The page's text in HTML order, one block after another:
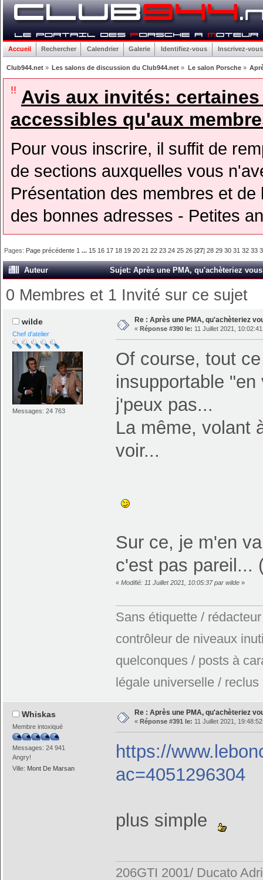
Accueil Rechercher Calendrier Galerie Identifiez-vous Inscrivez-vous
Club944.net» Les salons de discussion du Club944.net » Le salon Porsche»
!! Avis aux invités:
accessibles qu'aux
Pour vous inscrire, il suffit de
de sections auxquelles vous
Présentation des membres et
des bonnes adresses - Petites
Pages: Page précédente 1 ... 15 16 17 18 19 20 21 22 23 24 25 26 [27]28 29 30 31 32 33
Auteur Sujet: Après une PMA, qu'achèteriez
0 Membres et 1 Invité sur ce sujet
wilde
Chef d'atelier
Messages: 24 763
Re : Après une PMA, qu'achèteriez
« Réponse #390 le: 11 Juillet 2021,
Of course, tout
insupportable
j'peux pas...
La même, volant
voir...
Sur ce, je m'en
c'est pas pareil...
« Modifié: 11 Juillet 2021, 10:05:37 par wilde»
Sans étiquette /
contrôleur de niveaux
quelconques / posts à
légale universelle / reclus
Whiskas
Membre intoxiqué
Messages: 24 941
Angry!
Ville: Mont De Marsan
Re : Après une PMA, qu'achèteriez
« Réponse #391 le: 11 Juillet 2021,
https://
ac=4051296304
plus simple
206GTI 2001/ Ducato